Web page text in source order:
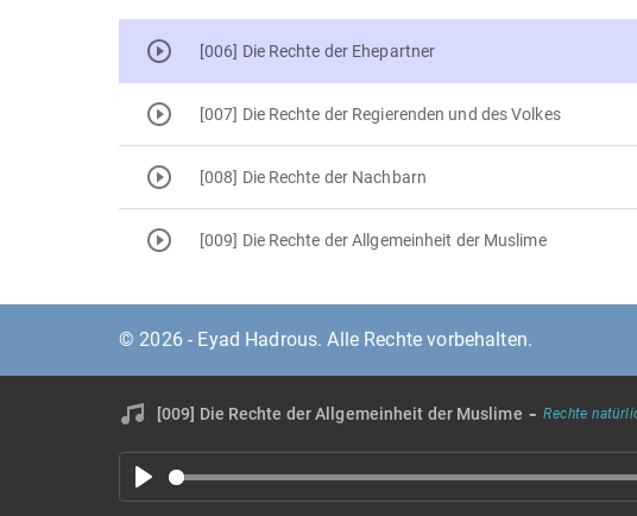
[006] Die Rechte der Ehepartner
[007] Die Rechte der Regierenden und des Volkes
[008] Die Rechte der Nachbarn
[009] Die Rechte der Allgemeinheit der Muslime
© 2026 - Eyad Hadrous. Alle Rechte vorbehalten.
[009] Die Rechte der Allgemeinheit der Muslime -Rechte
P